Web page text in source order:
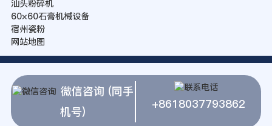
汕头粉碎机
60×60石膏机械设备
宿州瓷粉
网站地图
微信咨询 (同手
机号)
+8618037793862